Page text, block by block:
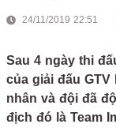
24/11/2019 22:51
Sau 4 ngày thi
của giải đấu
nhân và đội đã
địch đó là Team